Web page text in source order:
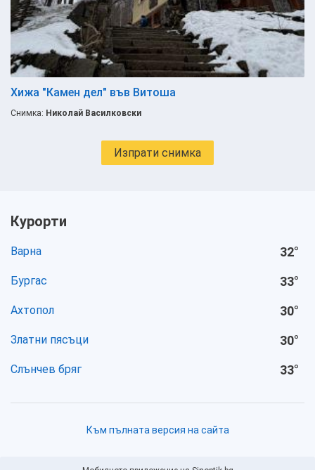
Хижа "Камен дел" във Витоша
Снимка: Николай Василковски
Изпрати снимка
Курорти
Варна 32°
Бургас 33°
Ахтопол 30°
Златни пясъци 30°
Слънчев бряг 33°
Към пълната версия на сайта